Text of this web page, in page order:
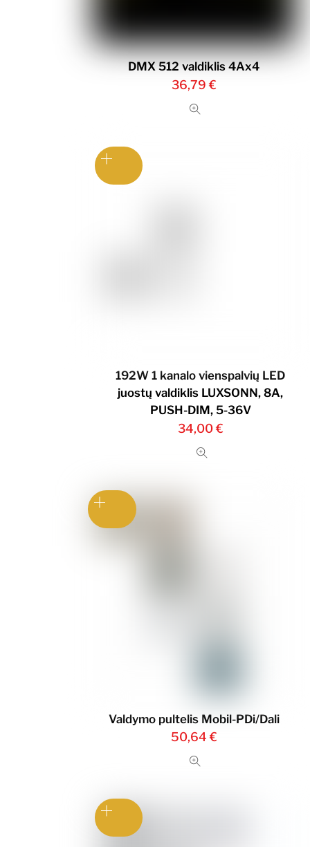
DMX 512 valdiklis 4Ax4
36,79 €
192W 1 kanalo vienspalvių LED
juostų valdiklis LUXSONN, 8A,
PUSH-DIM, 5-36V
34,00€
Valdymo pultelis Mobil-PDi/Dali
50,64 €